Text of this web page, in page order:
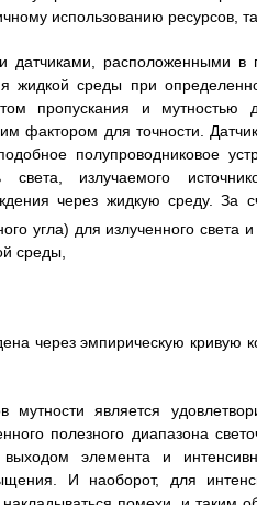
использованию ресурсов,
датчиками, расположенными в
жидкой среды при
пропускания и мутностью
фактором для точности.
полупроводниковое
света, излучаемого
через жидкую среду. За
угла) для излученного света
среды,
через эмпирическую кривую
является
полезного диапазона
элемента и
И наоборот, для